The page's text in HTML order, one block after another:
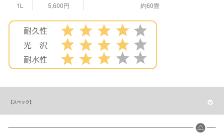
1L
5,600円 約60畳